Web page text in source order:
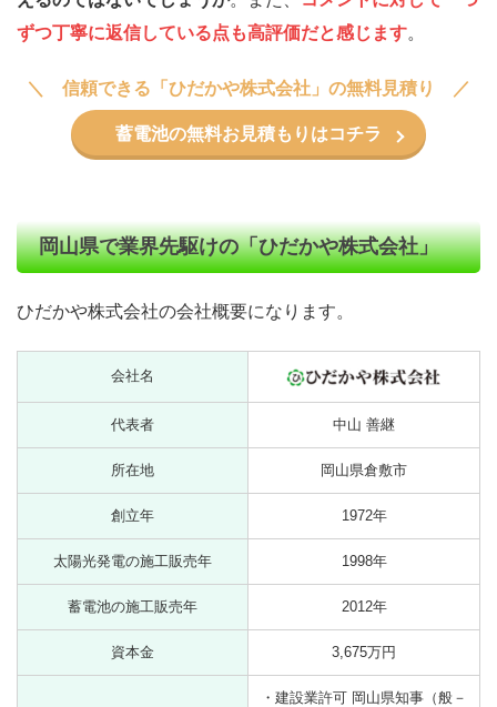
ずつ丁寧に返信している点も高評価だと感じます。
信頼できる「ひだかや株式会社」の無料見積り
蓄電池の無料お見積もりはコチラ
岡山県で業界先駆けの「ひだかや株式会社」
ひだかや株式会社の会社概要になります。
会社名
代表者 中山 善継
所在地 岡山県倉敷市
創立年 1972年
太陽光発電の施工販売年 1998年
蓄電池の施工販売年 2012年
資本金 3,675万円
・建設業許可 岡山県知事（般－